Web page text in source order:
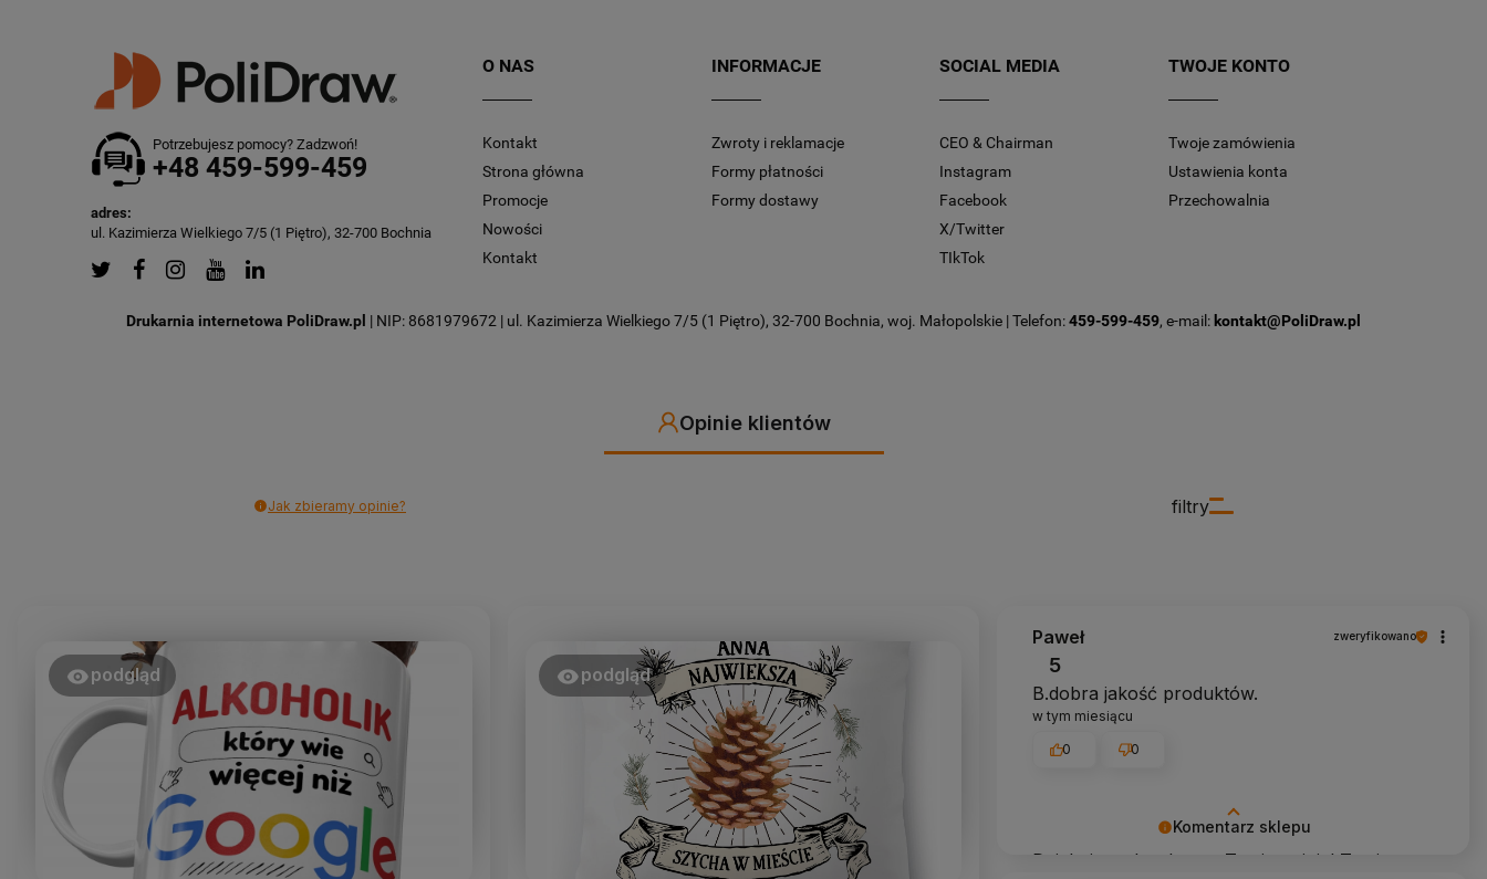
Potrzebujesz pomocy? Zadzwoń!
+48 459-599-459
adres:
ul. Kazimierza Wielkiego 7/5 (1 Piętro), 32-700 Bochnia
O NAS
Kontakt
Strona główna
Promocje
Nowości
Kontakt
INFORMACJE
Zwroty i reklamacje
Formy płatności
Formy dostawy
SOCIAL MEDIA
CEO & Chairman
Instagram
Facebook
X/Twitter
TIkTok
TWOJE KONTO
Twoje zamówienia
Ustawienia konta
Przechowalnia
Drukarnia internetowa PoliDraw.pl | NIP: 8681979672 | ul. Kazimierza Wielkiego 7/5 (1 Piętro), 32-700 Bochnia, woj. Małopolskie | Telefon:459-599-459, e-mail: kontakt@PoliDraw.pl
Opinie klientów
filtry
Jak zbieramy opinie?
podgląd podgląd
Komentarz sklepu
Dziękujemy bardzo za Twoją opinię! Twoja
Paweł zweryfikowano
5
B.dobra jakość produktów.
w tym miesiącu
0 0